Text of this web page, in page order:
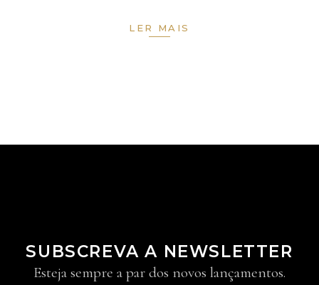
LER MAIS
SUBSCREVA A NEWSLETTER
Esteja sempre a par dos novos lançamentos.